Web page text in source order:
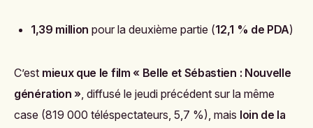
1,39 million pour la deuxième partie (12,1 % de PDA)
C’est mieux que le film « Belle et Sébastien : Nouvelle
génération », diffusé le jeudi précédent sur la même
case (819 000 téléspectateurs, 5,7 %), mais loin de la